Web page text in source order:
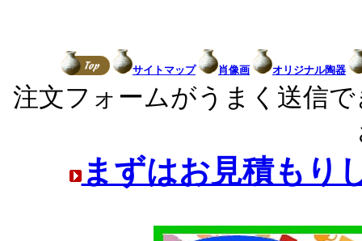
サイトマップ 肖像画 オリジナル陶器
注文フォームがうまく送信
まずはお見積もり